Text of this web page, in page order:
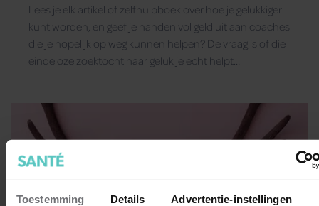
Toestemming Details Advertentie-instellingen
Lees je elk artikel of zelfhulpboek over hoe je gelukkiger
kunt worden, en geef je handen vol geld uit aan coaches
die je hopelijk op weg kunnen helpen? De vraag is of die
eindeloze zoektocht naar geluk je echt helpt…